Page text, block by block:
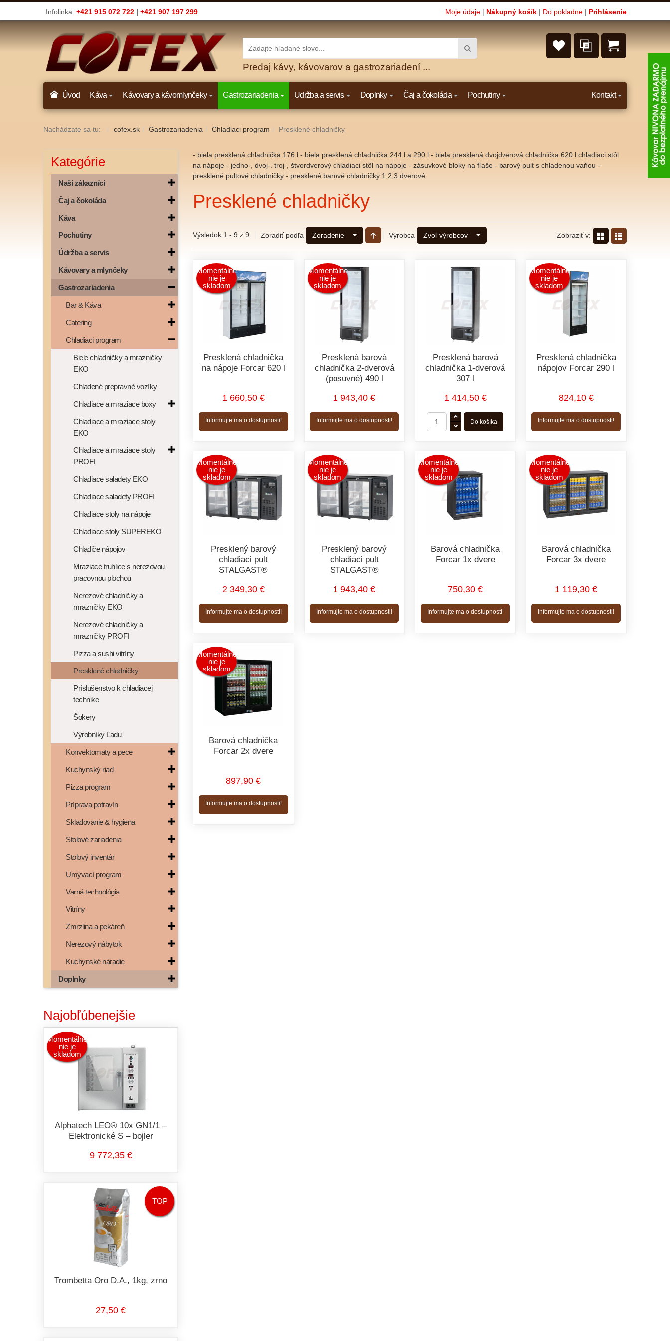
Infolinka: +421 915 072 722 | +421 907 197 299 Moje údaje | Nákupný košík | Do pokladne | Prihlásenie
Predaj kávy, kávovarov a gastrozariadení ...
Úvod Káva Kávovary a kávomlynčeky Gastrozariadenia Udržba a servis Doplnky Čaj a čokoláda Pochutiny Kontakt
Nachádzate sa tu: cofex.sk Gastrozariadenia Chladiaci program Presklené chladničky
- biela presklená chladnička 176 l - biela presklená chladnička 244 l a 290 l - biela presklená dvojdverová chladnička 620 l chladiaci stôl
na nápoje - jedno-, dvoj-. troj-, štvordverový chladiaci stôl na nápoje - zásuvkové bloky na fľaše - barový pult s chladenou vaňou -
presklené pultové chladničky - presklené barové chladničky 1,2,3 dverové
Presklené chladničky
Výsledok 1 - 9 z 9 Zoradiť podľa Zoradenie Výrobca Zvoľ výrobcov Zobraziť v:
Momentálne
nie je
skladom
Presklená chladnička
na nápoje Forcar 620 l
1 660,50 €
Informujte ma o dostupnosti!
Momentálne
nie je
skladom
Presklená barová
chladnička 2-dverová
(posuvné) 490 l
1 943,40 €
Informujte ma o dostupnosti!
Presklená barová
chladnička 1-dverová
307 l
1 414,50 €
Momentálne
nie je
skladom
Presklená chladnička
nápojov Forcar 290 l
824,10 €
Informujte ma o dostupnosti!
Momentálne
nie je
skladom
Presklený barový
chladiaci pult
STALGAST®
2 349,30 €
Informujte ma o dostupnosti!
Momentálne
nie je
skladom
Presklený barový
chladiaci pult
STALGAST®
1 943,40 €
Informujte ma o dostupnosti!
Momentálne
nie je
skladom
Barová chladnička
Forcar 1x dvere
750,30 €
Informujte ma o dostupnosti!
Momentálne
nie je
skladom
Barová chladnička
Forcar 3x dvere
1 119,30 €
Informujte ma o dostupnosti!
Momentálne
nie je
skladom
Barová chladnička
Forcar 2x dvere
897,90 €
Informujte ma o dostupnosti!
Kategórie
Naši zákazníci
Čaj a čokoláda
Káva
Pochutiny
Údržba a servis
Kávovary a mlynčeky
Gastrozariadenia
Bar & Káva
Catering
Chladiaci program
Biele chladničky a mrazničky
EKO
Chladené prepravné vozíky
Chladiace a mraziace boxy
Chladiace a mraziace stoly
EKO
Chladiace a mraziace stoly
PROFI
Chladiace saladety EKO
Chladiace saladety PROFI
Chladiace stoly na nápoje
Chladiace stoly SUPEREKO
Chladiče nápojov
Mraziace truhlice s nerezovou
pracovnou plochou
Nerezové chladničky a
mrazničky EKO
Nerezové chladničky a
mrazničky PROFI
Pizza a sushi vitríny
Presklené chladničky
Príslušenstvo k chladiacej
technike
Šokery
Výrobníky Ľadu
Konvektomaty a pece
Kuchynský riad
Pizza program
Príprava potravín
Skladovanie & hygiena
Stolové zariadenia
Stolový inventár
Umývací program
Varná technológia
Vitríny
Zmrzlina a pekáreň
Nerezový nábytok
Kuchynské náradie
Doplnky
Najobľúbenejšie
Momentálne
nie je
skladom
Alphatech LEO® 10x GN1/1 –
Elektronické S – bojler
9 772,35 €
TOP
Trombetta Oro D.A., 1kg, zrno
27,50 €